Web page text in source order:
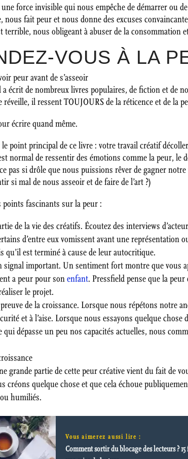
une force invisible qui nous empêche de démarrer ou
nous fait peur et nous donne des excuses
terrible, nous obligeant à abuser de la consommation
VOUS À LA
peur avant de s’asseoir
a écrit de nombreux livres populaires, de fiction et de
il ressent TOUJOURS de la réticence et de la
écrire quand même.
le point principal de ce livre : votre travail créatif
normal de ressentir des émotions comme la peur, le
pas si drôle que nous puissions rêver de gagner
si mal de nous asseoir et de faire de l’art ?)
fascinants sur la peur :
de la vie des créatifs. Écoutez des interviews
d’entre eux vomissent avant une représentation
qu’il est terminé à cause de leur autocritique.
signal important. Un sentiment fort montre que vous
a peur pour sonenfant. Pressfield pense que la
le projet.
de la croissance. Lorsque nous répétons notre
et à l’aise. Lorsque nous essayons quelque
qui dépasse un peu nos capacités actuelles, nous
grande partie de cette peur créative vient du fait de
créons quelque chose et que cela échoue
humiliés.
Vous aimerez aussi lire :
Comment sortir du blocage des lecteurs ?